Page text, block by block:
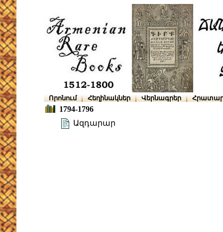
Որոնում Հեղինակներ Վերնագրեր
1794-1796
Ազդարար